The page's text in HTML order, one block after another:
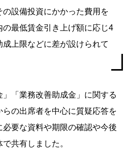
設備投資にかかった費用を
の最低賃金引き上げ額に応じ4
上限などに差が設けられて
「業務改善助成金」に関する
の出席者を中心に質疑応答を
要な資料や期限の確認や今後
共有しました。